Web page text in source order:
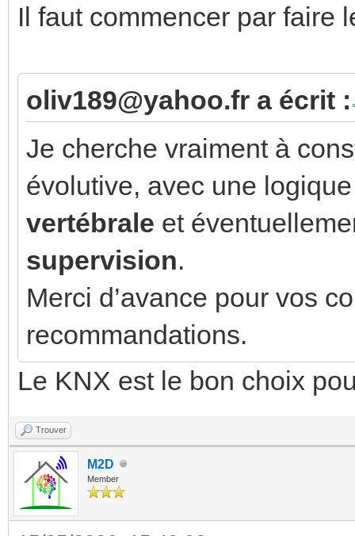
Il faut commencer par faire
oliv189@yahoo.fr a écrit :
Je cherche vraiment à
évolutive, avec une
vertébrale et
supervision.
Merci d’avance pour vos
recommandations.
Le KNX est le bon choix
Trouver
M2D
Member